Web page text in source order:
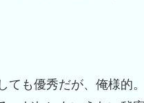
ても優秀だが、俺様的